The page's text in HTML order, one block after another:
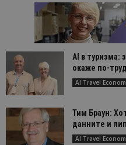
AI в туризма:
окаже по-
AI Travel
Тим Браун:
данните и
AI Travel